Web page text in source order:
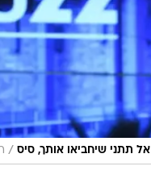
אל תתני שיחביאו אותך, סיס /